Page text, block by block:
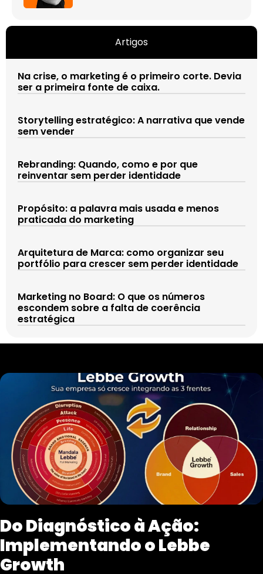
Artigos
Na crise, o marketing é o primeiro corte. Devia
ser a primeira fonte de caixa.
Storytelling estratégico: A narrativa que vende
sem vender
Rebranding: Quando, como e por que
reinventar sem perder identidade
Propósito: a palavra mais usada e menos
praticada do marketing
Arquitetura de Marca: como organizar seu
portfólio para crescer sem perder identidade
Marketing no Board: O que os números
escondem sobre a falta de coerência
estratégica
Do Diagnóstico à Ação:
Implementando o Lebbe
Growth